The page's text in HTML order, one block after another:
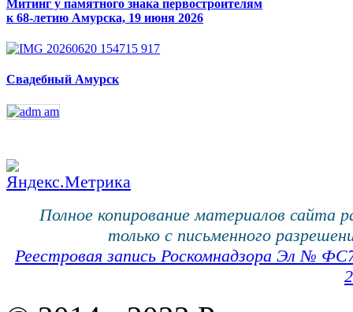
Митинг у памятного знака первостроителям
к 68-летию Амурска, 19 июня 2026
Свадебный Амурск
Полное копирование материалов сайта
только с письменного
Реестровая запись Роскомнадзора Эл №